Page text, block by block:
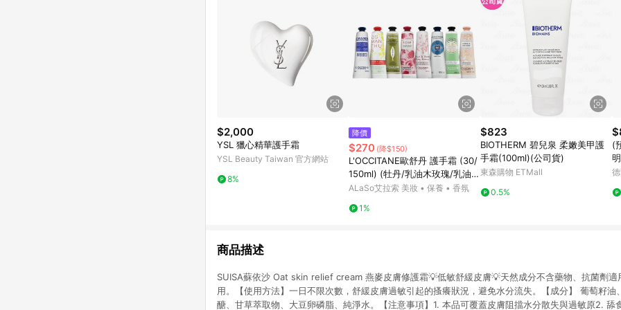
$2,000
YSL 獵心精華護手霜
YSL Beauty Taiwan 官方網站
8%
降價
$270 (降$150)
L'OCCITANE歐舒丹 護手霜 (30/
150ml) (牡丹/乳油木玫瑰/乳油
木/玫瑰花園/櫻花/自然秘境乳油
杏仁)
ALaSo艾拉索 美妝 • 保養 • 香氛
1%
$823
BIOTHERM 碧兒泉 柔嫩美甲護
手霜(100ml)(公司貨)
東森購物 ETMall
0.5%
(
商品描述
SUISA蘇依沙 Oat skin relief cream 燕麥皮膚修護霜💡低敏舒緩皮膚💡天然成分不含藥物、抗菌劑適
用。【使用方法】一日不限次數，舒緩皮膚過敏引起的搔癢狀況，避免水分流失。【成分】 葡萄籽油
醣、甘草萃取物、大豆卵磷脂、純淨水。【注意事項】1. 本品可覆蓋皮膚阻擋水分散失與過敏原2. 舔